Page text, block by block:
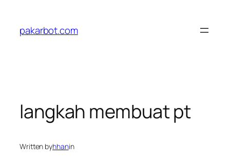
content
pakarbot.com
langkah membuat pt
Written byhhanin